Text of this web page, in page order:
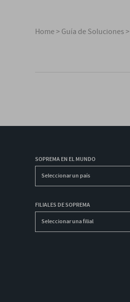
Home>Guía de Soluciones>
SOPREMA EN EL MUNDO
Seleccionar un país
FILIALES DE SOPREMA
Seleccionar una filial